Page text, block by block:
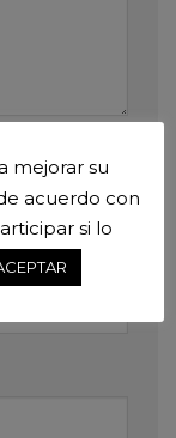
mejorar su
acuerdo con
si lo